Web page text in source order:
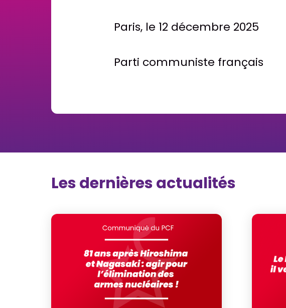
Paris, le 12 décembre 2025
Parti communiste français
Les dernières actualités